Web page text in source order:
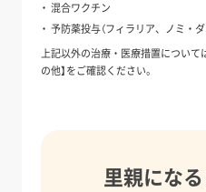
混合ワクチン
予防薬投与（フィラリア、ノミ・ダ
上記以外の治療・医療措置について
の他】をご確認ください。
里親にな